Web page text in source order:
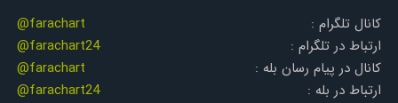
کانال تلگرام :
@farachart
ارتباط در تلگرام :
@farachart24
کانال در پیام رسان بله :
@farachart
ارتباط در بله :
@farachart24